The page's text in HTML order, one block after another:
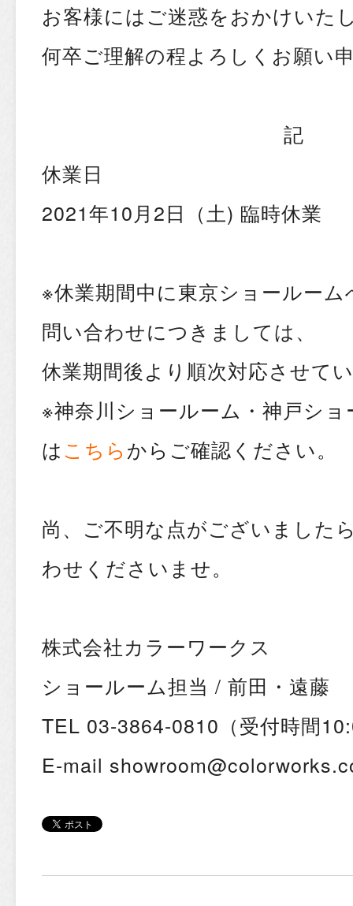
お客様にはご迷惑をおかけいた
何卒ご理解の程よろしくお願い
記
休業日
2021年10月2日（土) 臨時休業
※休業期間中に東京ショールー
問い合わせにつきましては、
休業期間後より順次対応させて
※神奈川ショールーム・神戸シ
はこちらからご確認ください。
尚、ご不明な点がございました
わせくださいませ。
株式会社カラーワークス
ショールーム担当 / 前田・遠藤
TEL 03-3864-0810（受付時間
E-mail